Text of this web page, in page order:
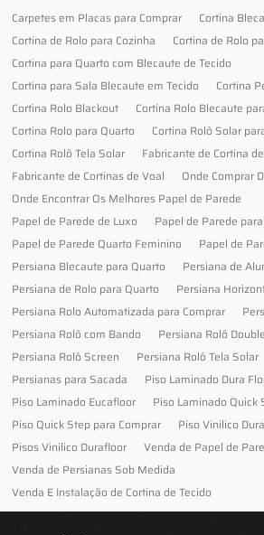
Carpetes em Placas para Comprar
Cortina
Cortina de Rolo para Cozinha
Cortina de Rolo
Cortina para Quarto com Blecaute de Tecido
Cortina para Sala Blecaute em Tecido
Cortina
Cortina Rolo Blackout
Cortina Rolo Blecaute
Cortina Rolo para Quarto
Cortina Rolô Solar
Cortina Rolô Tela Solar
Fabricante de Cortina
Fabricante de Cortinas de Voal
Onde Comprar
Onde Encontrar Os Melhores Papel de Parede
Papel de Parede de Luxo
Papel de Parede
Papel de Parede Quarto Feminino
Papel de
Persiana Blecaute para Quarto
Persiana de
Persiana de Rolo para Quarto
Persiana
Persiana Rolo Automatizada para Comprar
Persiana Rolô com Bando
Persiana Rolô
Persiana Rolô Screen
Persiana Rolô Tela Solar
Persianas para Sacada
Piso Laminado Dura
Piso Laminado Eucafloor
Piso Laminado Quick
Piso Quick Step para Comprar
Piso Vinilico
Pisos Vinilico Durafloor
Venda de Papel de
Venda de Persianas Sob Medida
Venda E Instalação de Cortina de Tecido